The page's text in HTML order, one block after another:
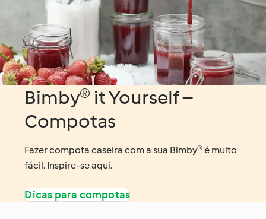
Bimby® it Yourself –
Compotas
Fazer compota caseira com a sua Bimby® é muito
fácil. Inspire-se aqui.
Dicas para compotas